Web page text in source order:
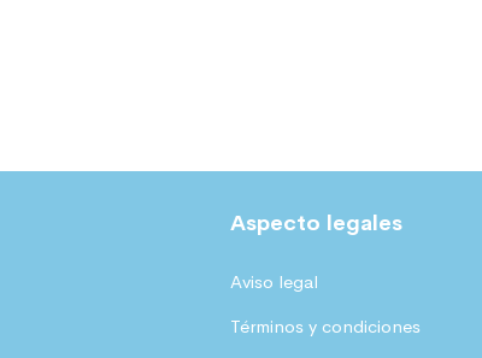
Aspecto legales
Aviso legal
Términos y condiciones